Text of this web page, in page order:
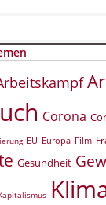
Corona
EU Europa Film
Gesundheit